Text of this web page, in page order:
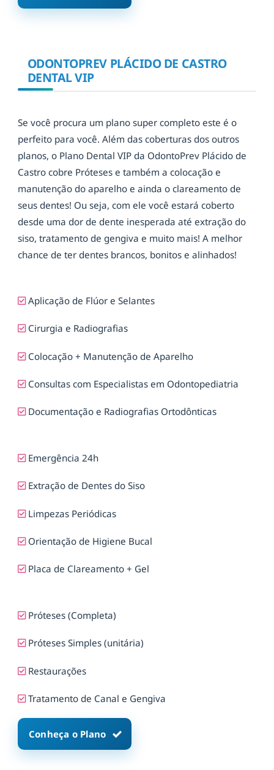
ODONTOPREV PLÁCIDO DE CASTRO
DENTAL VIP
Se você procura um plano super completo este é o
perfeito para você. Além das coberturas dos outros
planos, o Plano Dental VIP da OdontoPrev Plácido de
Castro cobre Próteses e também a colocação e
manutenção do aparelho e ainda o clareamento de
seus dentes! Ou seja, com ele você estará coberto
desde uma dor de dente inesperada até extração do
siso, tratamento de gengiva e muito mais! A melhor
chance de ter dentes brancos, bonitos e alinhados!
Aplicação de Flúor e Selantes
Cirurgia e Radiografias
Colocação + Manutenção de Aparelho
Consultas com Especialistas em Odontopediatria
Documentação e Radiografias Ortodônticas
Emergência 24h
Extração de Dentes do Siso
Limpezas Periódicas
Orientação de Higiene Bucal
Placa de Clareamento + Gel
Próteses (Completa)
Próteses Simples (unitária)
Restaurações
Tratamento de Canal e Gengiva
Conheça o Plano